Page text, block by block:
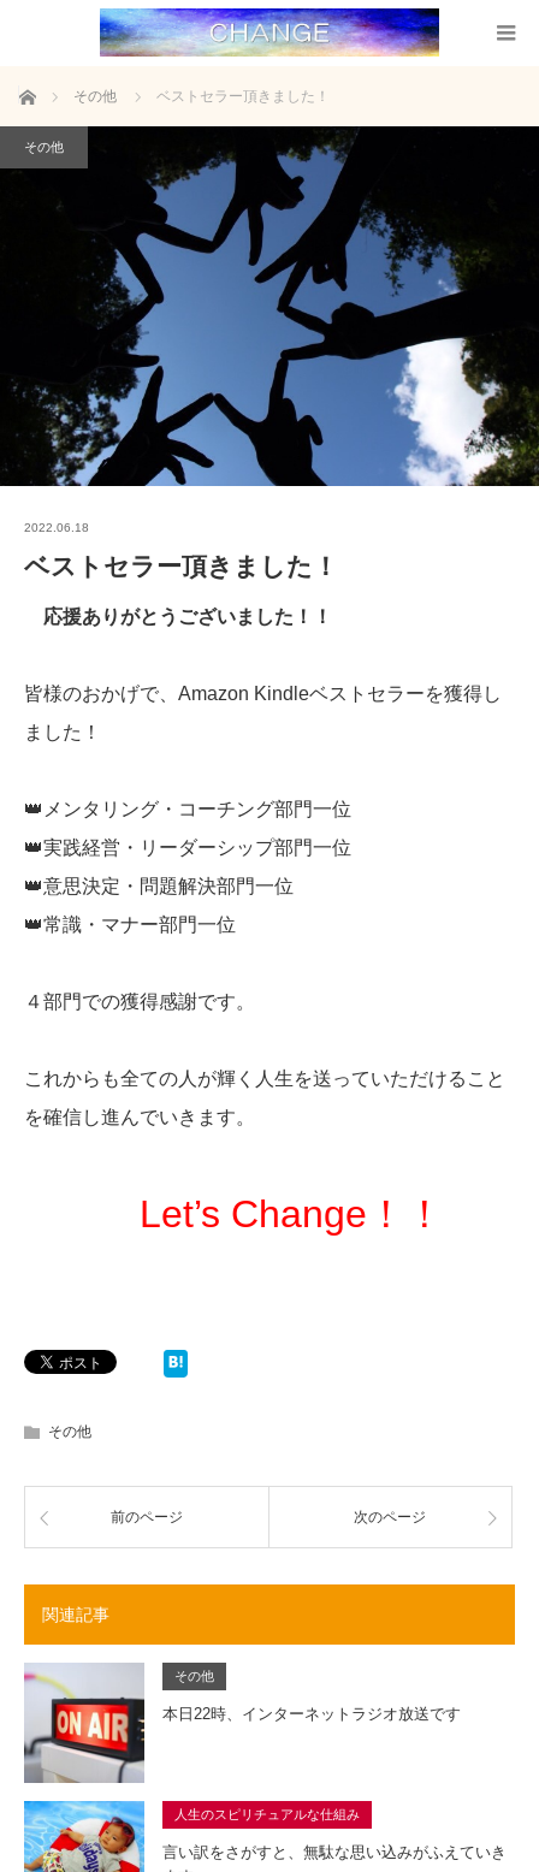
ホーム その他 ベストセラー頂きました！
その他
2022.06.18
ベストセラー頂きました！
応援ありがとうございました！！
皆様のおかげで、Amazon Kindleベストセラーを獲得し
ました！
👑メンタリング・コーチング部門一位
👑実践経営・リーダーシップ部門一位
👑意思決定・問題解決部門一位
👑常識・マナー部門一位
４部門での獲得感謝です。
これからも全ての人が輝く人生を送っていただけること
を確信し進んでいきます。
Let’s Change！！
その他
前のページ 次のページ
関連記事
その他
本日22時、インターネットラジオ放送です
人生のスピリチュアルな仕組み
言い訳をさがすと、無駄な思い込みがふえていき